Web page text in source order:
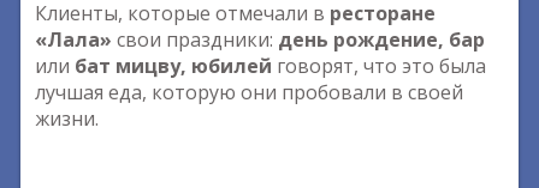
Клиенты, которые отмечали в ресторане
«Лала» свои праздники: день рождение, бар
или бат мицву, юбилей говорят, что это была
лучшая еда, которую они пробовали в своей
жизни.